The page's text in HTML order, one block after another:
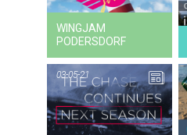
WINGJAM
PODERSDORF
03-05-21